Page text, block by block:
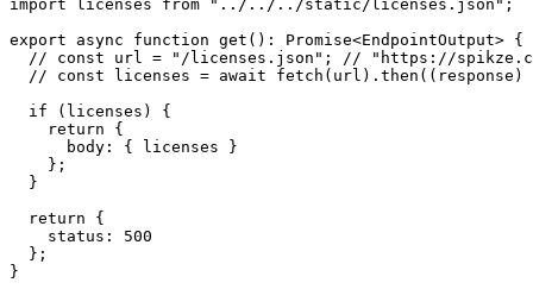
//
// licenses.ts
//
import type { EndpointOutput } from "@sveltejs/kit";
import licenses from "../../../static/licenses.json";
export async function get(): Promise<EndpointOutput> {
// const url = "/licenses.json"; // "https://
// const licenses = await fetch(url).then((response)
  if (licenses) {
    return {
      body: { licenses }
    };
  }